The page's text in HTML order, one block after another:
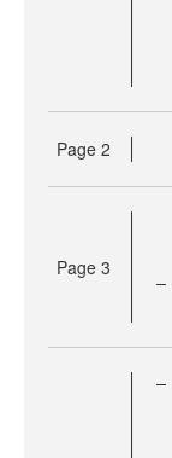
Page 2
Page 3